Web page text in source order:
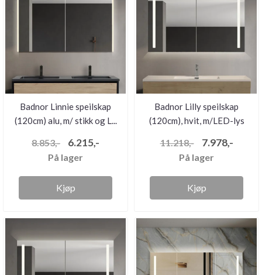
Badnor Linnie speilskap
(120cm) alu, m/ stikk og L...
8.853,- 6.215,-
På lager
Kjøp
Badnor Lilly speilskap
(120cm), hvit, m/LED-lys
11.218,- 7.978,-
På lager
Kjøp